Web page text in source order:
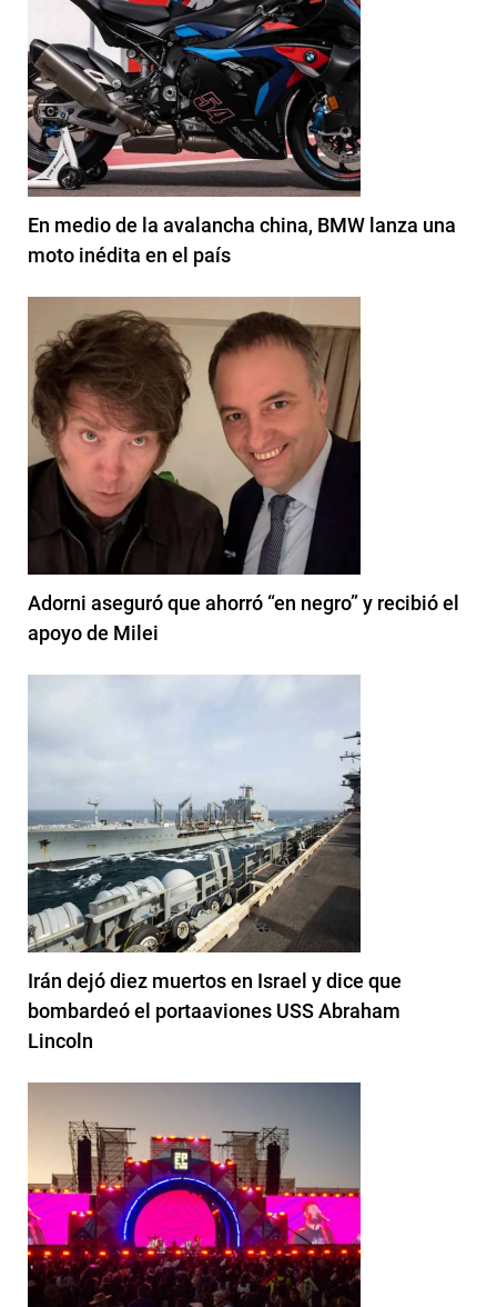
En medio de la avalancha china, BMW lanza una
moto inédita en el país
Adorni aseguró que ahorró “en negro” y recibió el
apoyo de Milei
Irán dejó diez muertos en Israel y dice que
bombardeó el portaaviones USS Abraham
Lincoln